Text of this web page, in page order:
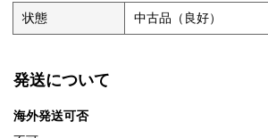
状態 中古品（良好）
発送について
海外発送可否